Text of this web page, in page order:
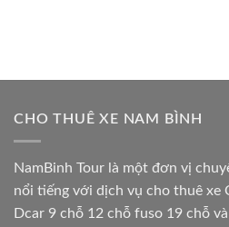
CHO THUÊ XE NAM BÌNH
NamBinh Tour là một đơn vị
nổi tiếng với dịch vụ cho thuê xe
Dcar 9 chỗ 12 chỗ fuso 19 chỗ